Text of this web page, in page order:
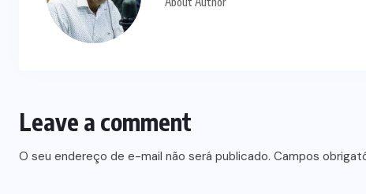
Leave a comment
O seu endereço de e-mail não será publicado. Campos